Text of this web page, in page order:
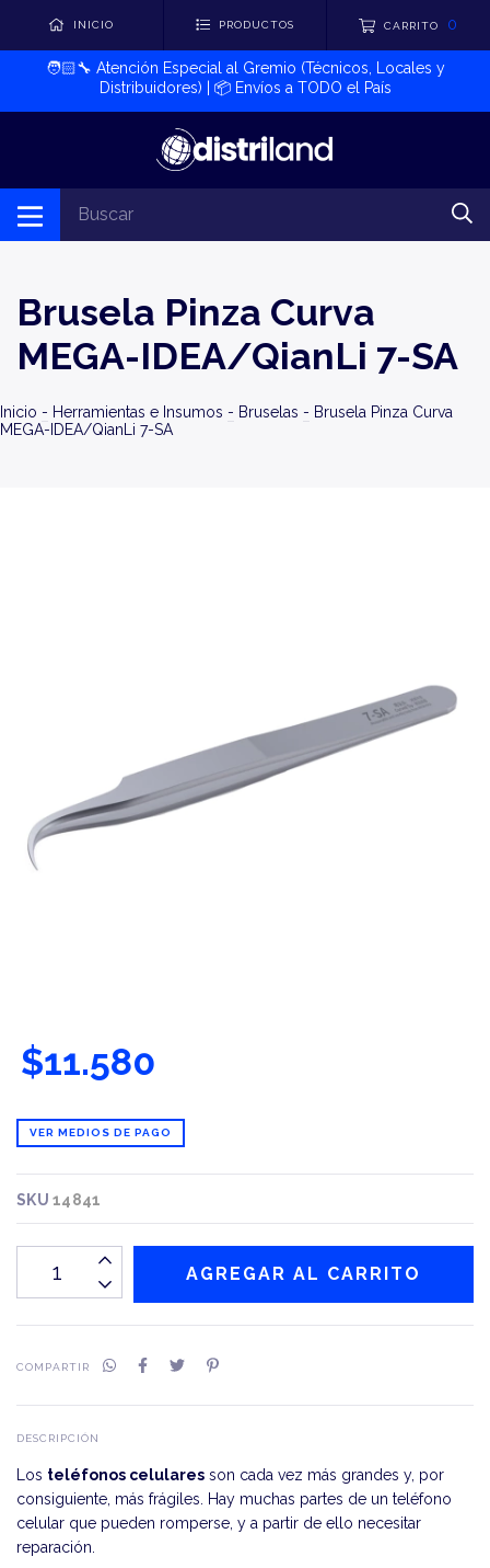
INICIO PRODUCTOS CARRITO 0
🧑🏻‍🔧​ Atención Especial al Gremio (Técnicos, Locales y
Distribuidores) | 📦​ Envíos a TODO el País
Brusela Pinza Curva
MEGA-IDEA/QianLi 7-SA
Inicio - Herramientas e Insumos - Bruselas - Brusela Pinza Curva
MEGA-IDEA/QianLi 7-SA
$11.580
VER MEDIOS DE PAGO
SKU14841
COMPARTIR
DESCRIPCIÓN
Los teléfonos celulares son cada vez más grandes y, por
consiguiente, más frágiles. Hay muchas partes de un teléfono
celular que pueden romperse, y a partir de ello necesitar
reparación.